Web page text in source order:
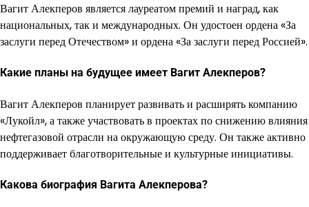
Вагит Алекперов является лауреатом премий и наград, как
национальных, так и международных. Он удостоен ордена «За
заслуги перед Отечеством» и ордена «За заслуги перед Россией».
Какие планы на будущее имеет Вагит Алекперов?
Вагит Алекперов планирует развивать и расширять компанию
«Лукойл», а также участвовать в проектах по снижению влияния
нефтегазовой отрасли на окружающую среду. Он также активно
поддерживает благотворительные и культурные инициативы.
Какова биография Вагита Алекперова?